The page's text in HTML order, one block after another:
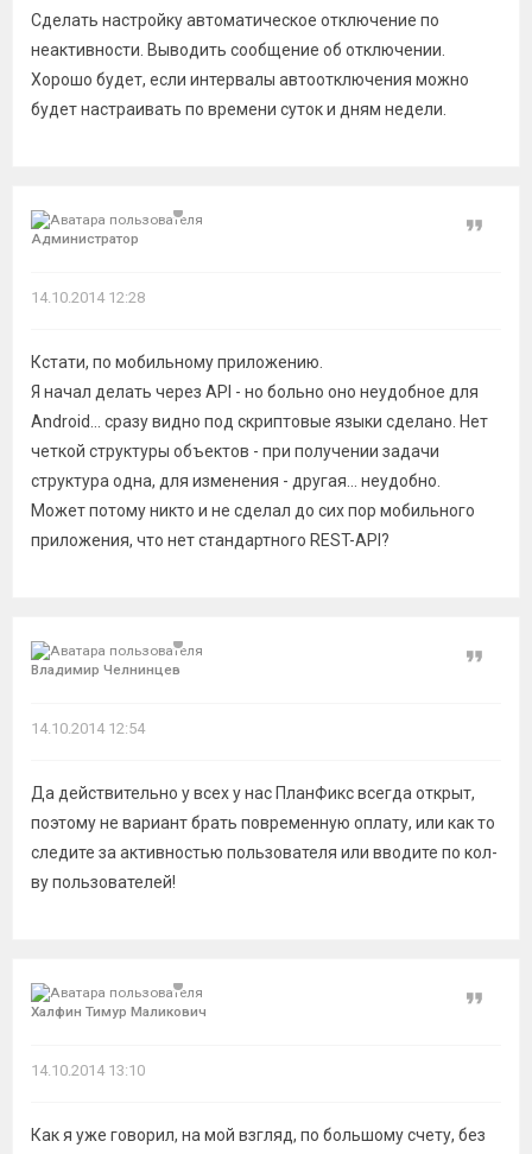
Сделать настройку автоматическое отключение по
неактивности. Выводить сообщение об отключении.
Хорошо будет, если интервалы автоотключения можно
будет настраивать по времени суток и дням недели.
Администратор
Цитата
14.10.2014 12:28
Кстати, по мобильному приложению.
Я начал делать через API - но больно оно неудобное для
Android... сразу видно под скриптовые языки сделано. Нет
четкой структуры объектов - при получении задачи
структура одна, для изменения - другая... неудобно.
Может потому никто и не сделал до сих пор мобильного
приложения, что нет стандартного REST-API?
Владимир Челнинцев
Цитата
14.10.2014 12:54
Да действительно у всех у нас ПланФикс всегда открыт,
поэтому не вариант брать повременную оплату, или как то
следите за активностью пользователя или вводите по кол-
ву пользователей!
Халфин Тимур Маликович
Цитата
14.10.2014 13:10
Как я уже говорил, на мой взгляд, по большому счету, без